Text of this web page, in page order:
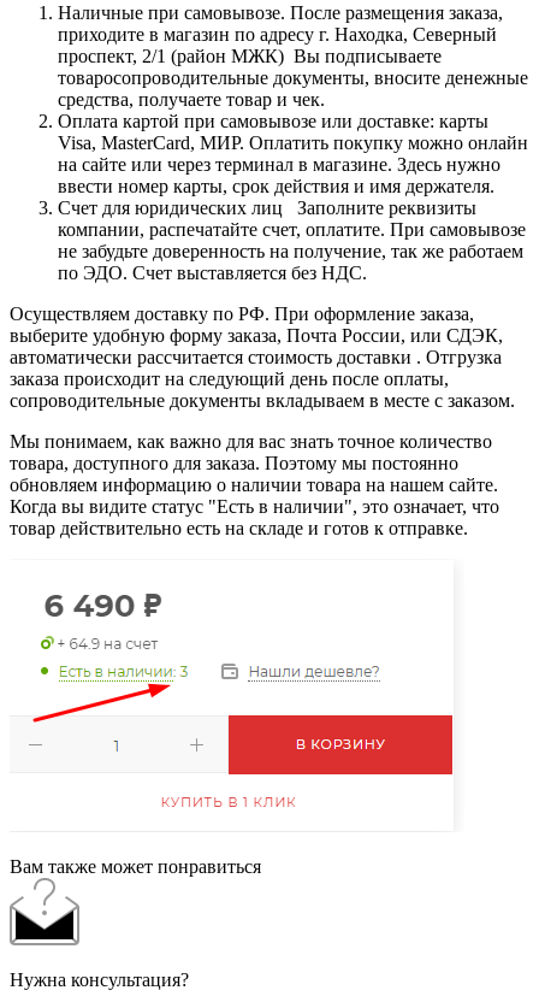
Наличные при самовывозе. После размещения заказа,
приходите в магазин по адресу г. Находка, Северный
проспект, 2/1 (район МЖК) Вы подписываете
товаросопроводительные документы, вносите денежные
средства, получаете товар и чек.
Оплата картой при самовывозе или доставке: карты
Visa, MasterCard, МИР. Оплатить покупку можно онлайн
на сайте или через терминал в магазине. Здесь нужно
ввести номер карты, срок действия и имя держателя.
Счет для юридических лиц Заполните реквизиты
компании, распечатайте счет, оплатите. При самовывозе
не забудьте доверенность на получение, так же работаем
по ЭДО. Счет выставляется без НДС.
Осуществляем доставку по РФ. При оформление заказа,
выберите удобную форму заказа, Почта России, или СДЭК,
автоматически рассчитается стоимость доставки . Отгрузка
заказа происходит на следующий день после оплаты,
сопроводительные документы вкладываем в месте с заказом.
Мы понимаем, как важно для вас знать точное количество
товара, доступного для заказа. Поэтому мы постоянно
обновляем информацию о наличии товара на нашем сайте.
Когда вы видите статус "Есть в наличии", это означает, что
товар действительно есть на складе и готов к отправке.
Вам также может понравиться
Нужна консультация?